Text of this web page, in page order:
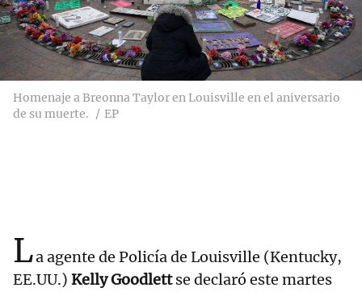
Homenaje a Breonna Taylor en Louisville en el aniversario
de su muerte.
EP
La agente de Policía de Louisville (Kentucky,
EE.UU.) Kelly Goodlettse declaró este martes